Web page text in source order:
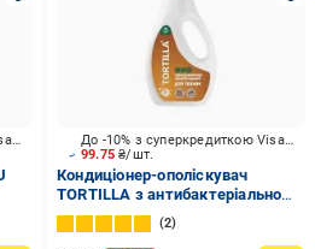
До -10% з суперкредиткою Visa Вигода
99.75₴/шт.
До -10% з суперкредиткою Visa Вигода
Кондиціонер-ополіскувач
TORTILLA з антибактеріальною
дією 1 л
2